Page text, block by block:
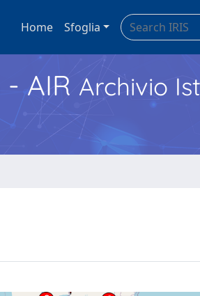
Home Sfoglia
- AIR Archivio